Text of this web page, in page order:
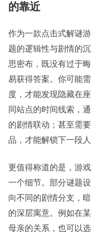
的靠近
作为一款点击式解谜
题的逻辑性与剧情的
思密布，既没有过于
易获得答案。你可能
度，才能发现隐藏在
同站点的时间线索，
的剧情联动；甚至需
品，才能解锁下一段人
更值得称道的是，游
一个细节。部分谜题
向不同的剧情分支，
的深层寓意。例如在
母亲的关系，也可以